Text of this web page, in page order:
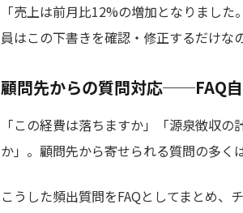
「売上は前月比12%の増加となりまし
員はこの下書きを確認・修正するだけな
顧問先からの質問対応──FAQ
「この経費は落ちますか」「源泉徴収
か」。顧問先から寄せられる質問の多くは
こうした頻出質問をFAQとしてまとめ